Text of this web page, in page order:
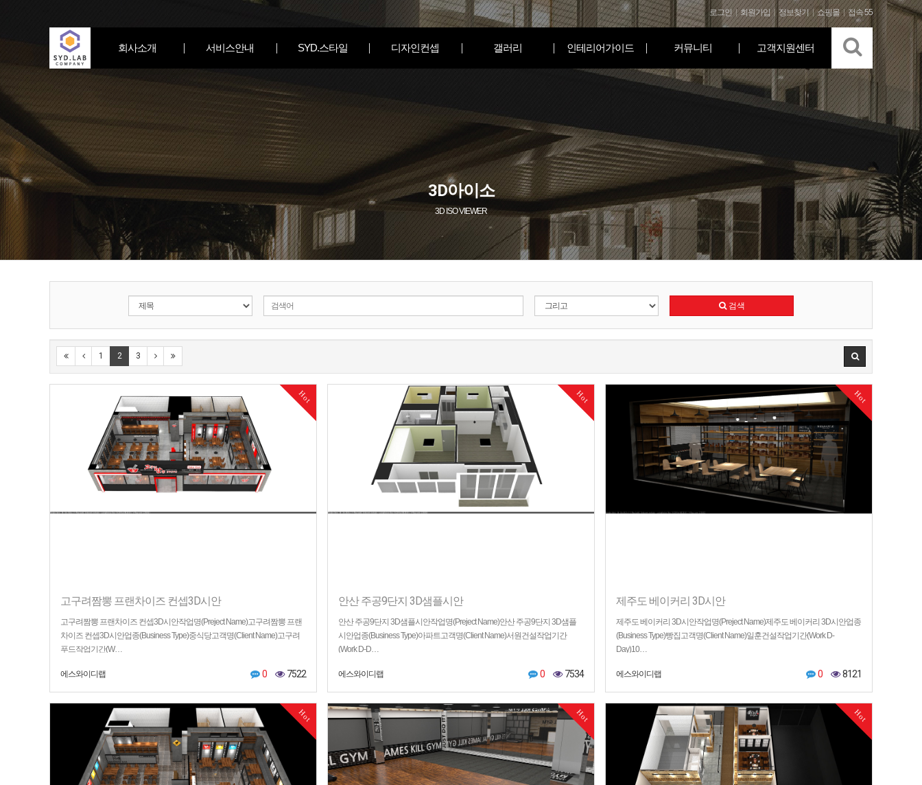
회사소개 서비스안내 SYD.스타일 디자인컨셉 갤러리 인테리어가이드 커뮤니티 고객지원센터
로그인 회원가입 정보찾기 쇼핑몰 접속 55
3D아이소
3D ISO VIEWER
검색
1 2 3
Hot
고구려짬뽕 프랜차이즈 컨셉3D시안
고구려짬뽕 프랜차이즈 컨셉3D시안작업명(Preject Name)고구려짬뽕 프랜
차이즈 컨셉3D시안업종(Business Type)중식당고객명(Client Name)고구려
푸드작업기간(W…
에스와이디랩 0 7522
Hot
안산 주공9단지 3D샘플시안
안산 주공9단지 3D샘플시안작업명(Preject Name)안산 주공9단지 3D샘플
시안업종(Business Type)아파트고객명(Client Name)서원건설작업기간
(Work D-D…
에스와이디랩 0 7534
Hot
제주도 베이커리 3D시안
제주도 베이커리 3D시안작업명(Preject Name)제주도 베이커리 3D시안업종
(Business Type)빵집고객명(Client Name)일훈건설작업기간(Work D-
Day)10…
에스와이디랩 0 8121
Hot Hot Hot